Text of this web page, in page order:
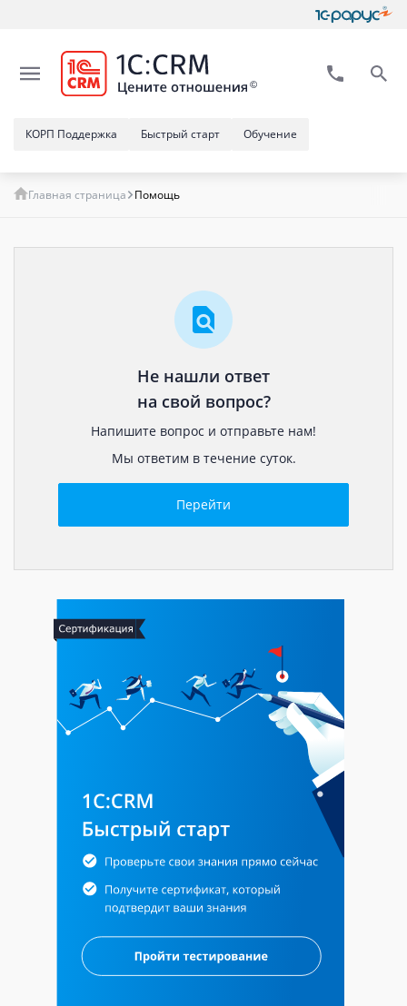
Обучение
Быстрый старт
КОРП Поддержка
Главная страница Помощь
Не нашли ответ
на свой вопрос?
Напишите вопрос и отправьте нам!
Мы ответим в течение суток.
Перейти